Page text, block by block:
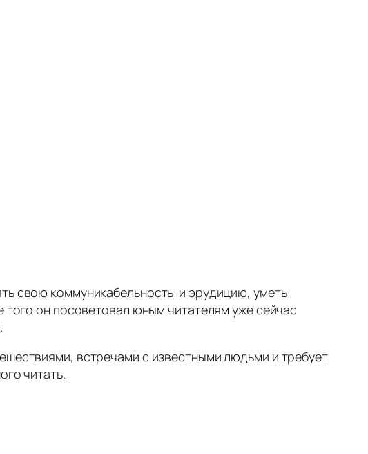
свою коммуникабельность и эрудицию, уметь
он посоветовал юным читателям уже сейчас
встречами с известными людьми и требует
читать.